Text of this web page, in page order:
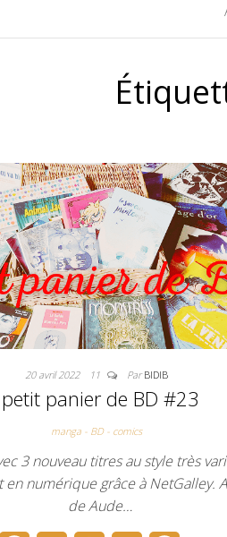
20 avril 2022 11 ParBIDIB
petit panier de BD #23
manga - BD - comics
3 nouveau titres au style très
en numérique grâce à NetGalley.
de Aude…